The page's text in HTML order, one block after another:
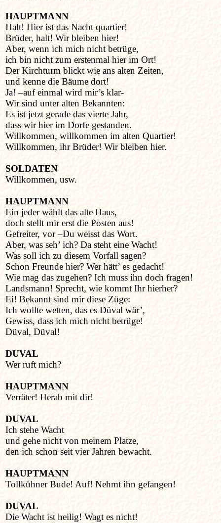
HAUPTMANN
Halt! Hier ist das Nacht quartier!
Brüder, halt! Wir bleiben hier!
Aber, wenn ich mich nicht betrüge,
ich bin nicht zum erstenmal hier im Ort!
Der Kirchturm blickt wie ans alten Zeiten,
und kenne die Bäume dort!
Ja! –auf einmal wird mir’s klar-
Wir sind unter alten Bekannten:
Es ist jetzt gerade das vierte Jahr,
dass wir hier im Dorfe gestanden.
Willkommen, willkommen im alten Quartier!
Willkommen, ihr Brüder! Wir bleiben hier.
SOLDATEN
Willkommen, usw.
HAUPTMANN
Ein jeder wählt das alte Haus,
doch stellt mir erst die Posten aus!
Gefreiter, vor –Du weisst das Wort.
Aber, was seh’ ich? Da steht eine Wacht!
Was soll ich zu diesem Vorfall sagen?
Schon Freunde hier? Wer hätt’ es gedacht!
Wie mag das zugehen? Ich muss ihn doch fragen!
Landsmann! Sprecht, wie kommt Ihr hierher?
Ei! Bekannt sind mir diese Züge:
Ich wollte wetten, das es Düval wär’,
Gewiss, dass ich mich nicht betrüge!
Düval, Düval!
DUVAL
Wer ruft mich?
HAUPTMANN
Verräter! Herab mit dir!
DUVAL
Ich stehe Wacht
und gehe nicht von meinem Platze,
den ich schon seit vier Jahren bewacht.
HAUPTMANN
Tollkühner Bude! Auf! Nehmt ihn gefangen!
DUVAL
Die Wacht ist heilig! Wagt es nicht!